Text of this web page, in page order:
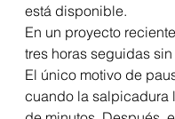
está disponible.
En un proyecto
tres horas seguidas
El único motivo de
cuando la salpicadura